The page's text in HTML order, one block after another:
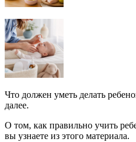
Что должен уметь делать
далее.
О том, как правильно учить
вы узнаете из этого материала.